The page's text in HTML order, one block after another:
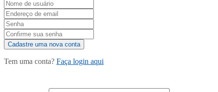
Tem uma conta? Faça login aqui